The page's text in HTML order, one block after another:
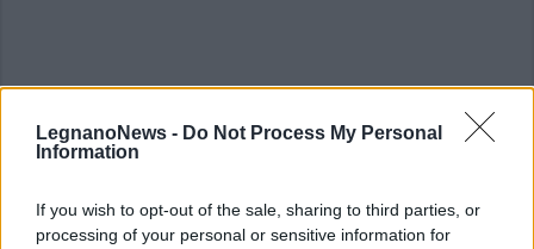
LegnanoNews - Do Not Process My Personal
Information
If you wish to opt-out of the sale, sharing to third parties, or
processing of your personal or sensitive information for